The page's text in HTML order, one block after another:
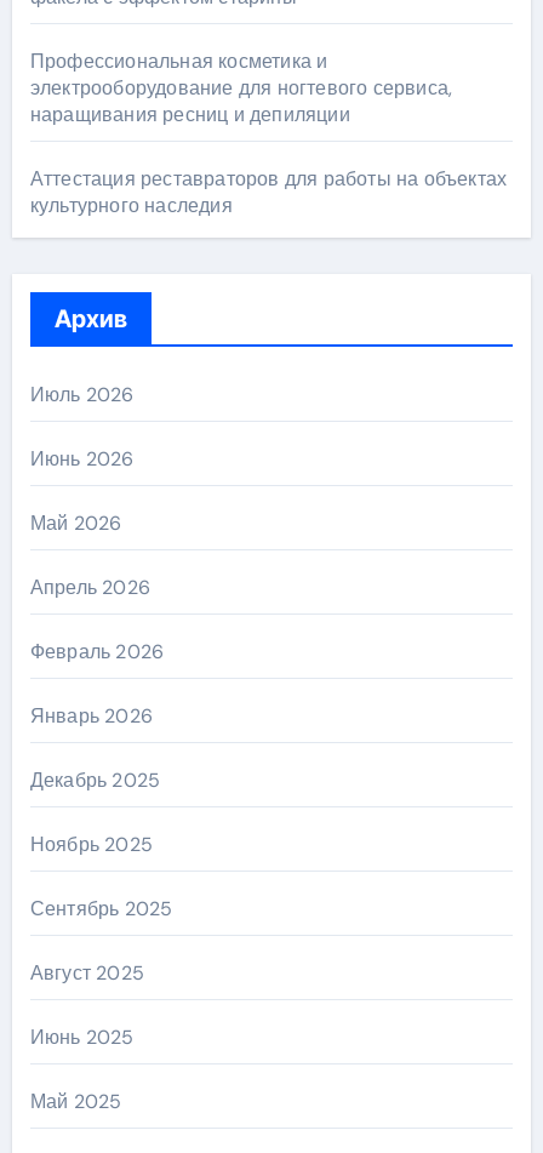
Профессиональная косметика и
электрооборудование для ногтевого сервиса,
наращивания ресниц и депиляции
Аттестация реставраторов для работы на объектах
культурного наследия
Архив
Июль 2026
Июнь 2026
Май 2026
Апрель 2026
Февраль 2026
Январь 2026
Декабрь 2025
Ноябрь 2025
Сентябрь 2025
Август 2025
Июнь 2025
Май 2025